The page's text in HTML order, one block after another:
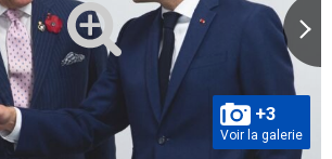
+3
Voir la galerie